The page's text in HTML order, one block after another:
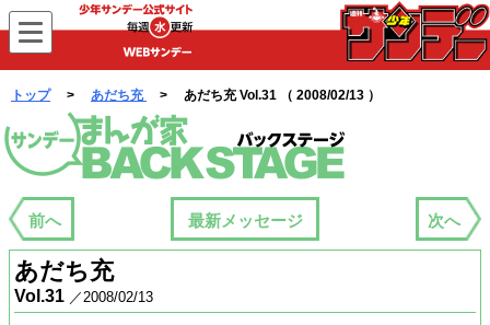
WEBサンデー
トップ> あだち充 > あだち充 Vol.31 （ 2008/02/13 ）
まんが家バックステージ
前へ 最新メッセージ 次へ
あだち充
Vol.31 ／2008/02/13